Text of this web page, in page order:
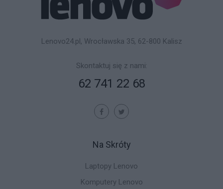
Lenovo24.pl, Wrocławska 35, 62-800 Kalisz
Skontaktuj się z nami:
62 741 22 68
Na Skróty
Laptopy Lenovo
Komputery Lenovo